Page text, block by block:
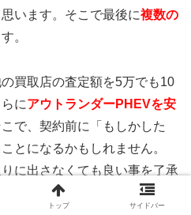
います。そこで最後に複数の
。
買取店の査定額を5万でも10
にアウトランダーPHEVを安
で、契約前に「もしかした
とになるかもしれません。
に出さなくても良い事を了承
と言って、納車時に下取り車
トップ サイドバー